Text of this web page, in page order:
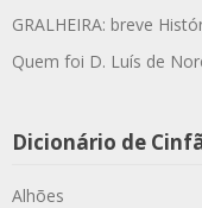
GRALHEIRA: breve
Quem foi D. Luís de
Dicionário de
Alhões